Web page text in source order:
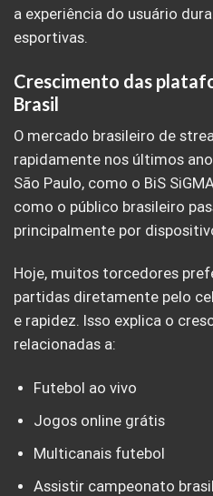
a experiência do usuário
esportivas.
Crescimento das
Brasil
O mercado brasileiro de
rapidamente nos últimos
São Paulo, como o BiS
como o público brasileiro
principalmente por
Hoje, muitos torcedores
partidas diretamente pelo
e rapidez. Isso explica o
relacionadas a:
Futebol ao vivo
Jogos online grátis
Multicanais futebol
Assistir campeonato